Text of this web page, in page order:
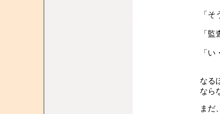
「
「
「
なる
なら
まだ